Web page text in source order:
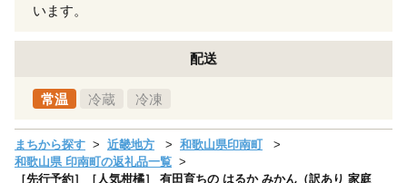
います。
配送
常温 冷蔵 冷凍
まちから探す 近畿地方
和歌山県印南町
和歌山県 印南町の返礼品一覧
［先行予約］［人気柑橘］ 有田育ちの はるか みかん（訳あり 家庭